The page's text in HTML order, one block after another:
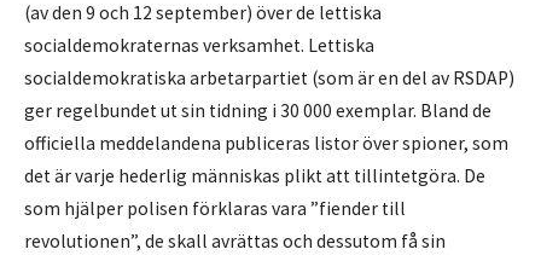
(av den 9 och 12 september) över de lettiska
socialdemokraternas verksamhet. Lettiska
socialdemokratiska arbetarpartiet (som är en del av RSDAP)
ger regelbundet ut sin tidning i 30 000 exemplar. Bland de
officiella meddelandena publiceras listor över spioner, som
det är varje hederlig människas plikt att tillintetgöra. De
som hjälper polisen förklaras vara ”fiender till
revolutionen”, de skall avrättas och dessutom få sin